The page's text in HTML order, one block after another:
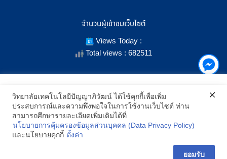
จำนวนผู้เข้าชมเว็บไซต์
Views Today :
Total views : 682511
SHOW LOCATION ON MAP
2021 All Rights Reserved © Panyapiwat Learning Center | Privacy
เราใช้คุกกี้เพื่อเพิ่มประสิทธิภาพ และประสบการณ์ที่ดีในการใช้งาน
เว็บไซต์ เมื่อคุณกดยอมรับเราจะสามารถเลือกแสดงสิ่งที่น่าสนใจสำหรับ
คุณได้โดยเฉพาะ และหากคุณต้องการเปลี่ยนการตั้งค่าของคุกกี้
สามารถเลือกตั้งค่าความยินยอมการใช้คุกกี้ได้ โดยคลิก "การตั้งค่า"
อ่านนโยบายคุกกี้เพิ่มเติม
วิทยาลัยเทคโนโลยีปัญญาภิวัฒน์ ได้ใช้คุกกี้เพื่อเพิ่ม
ประสบการณ์และความพึงพอใจในการใช้งานเว็บไซต์ ท่าน
สามารถศึกษารายละเอียดเพิ่มเติมได้ที่
นโยบายการคุ้มครองข้อมูลส่วนบุคคล (Data Privacy Policy)
และนโยบายคุกกี้ ตั้งค่า
ยอมรับ